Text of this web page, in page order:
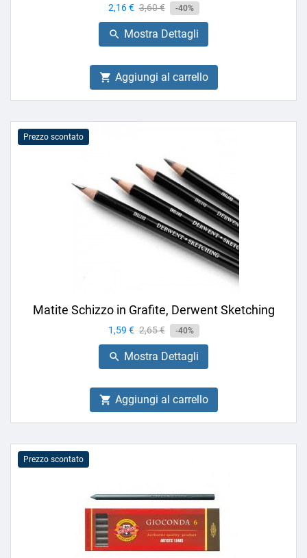
Prezzo
2,16 € Prezzo
base
3,60 € -40%
 Mostra Dettagli
 Aggiungi al carrello
Prezzo scontato
Matite Schizzo in Grafite, Derwent Sketching
Prezzo
1,59 € Prezzo
base
2,65 € -40%
 Mostra Dettagli
 Aggiungi al carrello
Prezzo scontato